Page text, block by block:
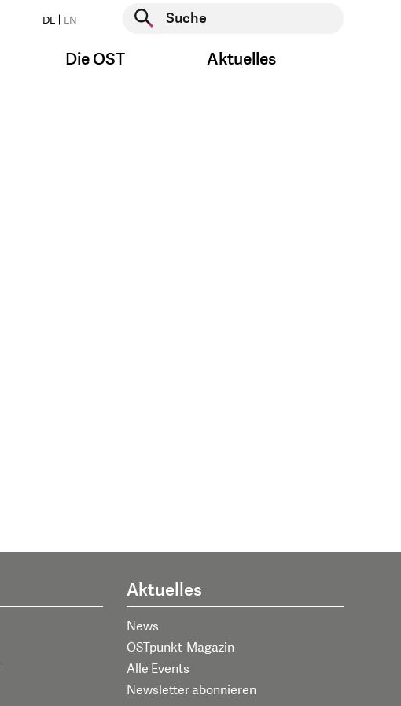
DE EN
Suche starten
Die OST Aktuelles
Aktuelles
News
OSTpunkt-Magazin
Alle Events
Newsletter abonnieren